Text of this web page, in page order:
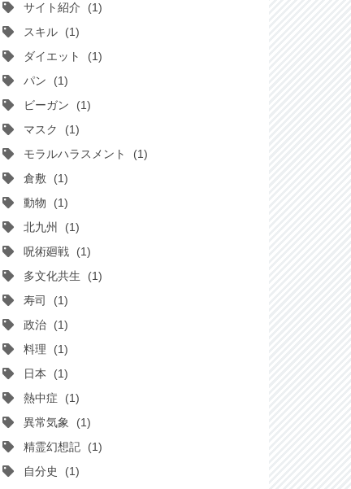
サイト紹介
1
スキル
1
ダイエット
1
パン
1
ビーガン
1
マスク
1
モラルハラスメント
1
倉敷
1
動物
1
北九州
1
呪術廻戦
1
多文化共生
1
寿司
1
政治
1
料理
1
日本
1
熱中症
1
異常気象
1
精霊幻想記
1
自分史
1